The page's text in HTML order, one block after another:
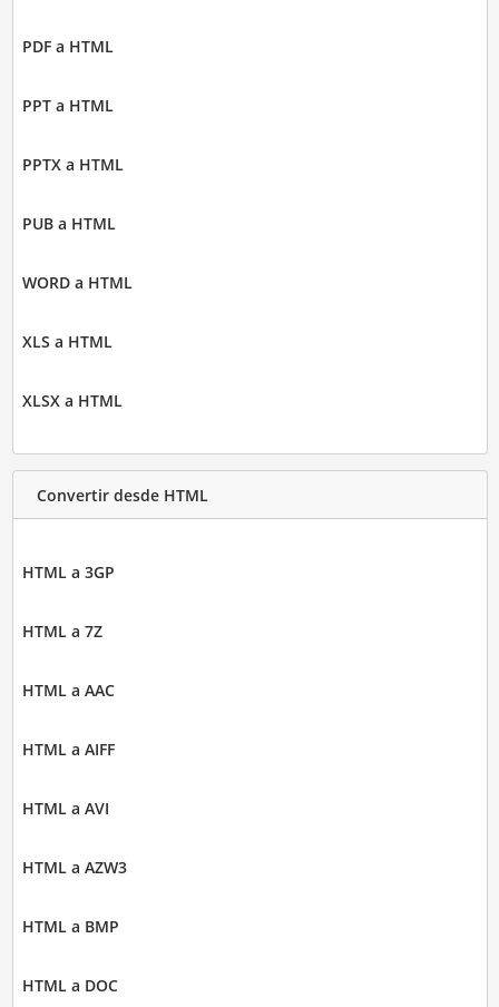
PDF a HTML
PPT a HTML
PPTX a HTML
PUB a HTML
WORD a HTML
XLS a HTML
XLSX a HTML
Convertir desde HTML
HTML a 3GP
HTML a 7Z
HTML a AAC
HTML a AIFF
HTML a AVI
HTML a AZW3
HTML a BMP
HTML a DOC